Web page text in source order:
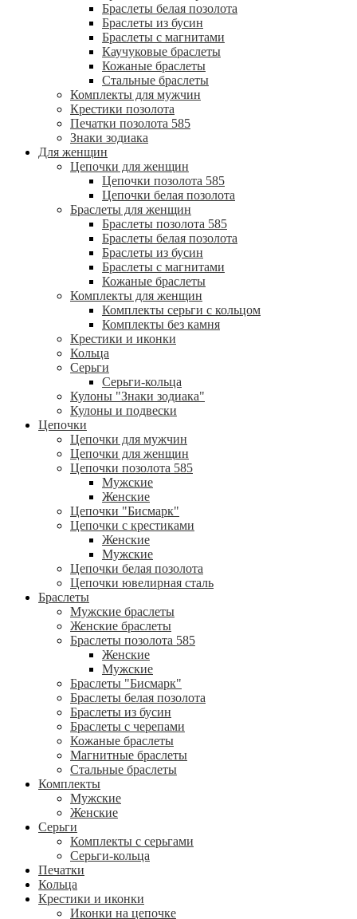
Браслеты белая позолота
Браслеты из бусин
Браслеты с магнитами
Каучуковые браслеты
Кожаные браслеты
Стальные браслеты
Комплекты для мужчин
Крестики позолота
Печатки позолота 585
Знаки зодиака
Для женщин
Цепочки для женщин
Цепочки позолота 585
Цепочки белая позолота
Браслеты для женщин
Браслеты позолота 585
Браслеты белая позолота
Браслеты из бусин
Браслеты с магнитами
Кожаные браслеты
Комплекты для женщин
Комплекты серьги с кольцом
Комплекты без камня
Крестики и иконки
Кольца
Серьги
Серьги-кольца
Кулоны "Знаки зодиака"
Кулоны и подвески
Цепочки
Цепочки для мужчин
Цепочки для женщин
Цепочки позолота 585
Мужские
Женские
Цепочки "Бисмарк"
Цепочки с крестиками
Женские
Мужские
Цепочки белая позолота
Цепочки ювелирная сталь
Браслеты
Мужские браслеты
Женские браслеты
Браслеты позолота 585
Женские
Мужские
Браслеты "Бисмарк"
Браслеты белая позолота
Браслеты из бусин
Браслеты с черепами
Кожаные браслеты
Магнитные браслеты
Стальные браслеты
Комплекты
Мужские
Женские
Серьги
Комплекты с серьгами
Серьги-кольца
Печатки
Кольца
Крестики и иконки
Иконки на цепочке